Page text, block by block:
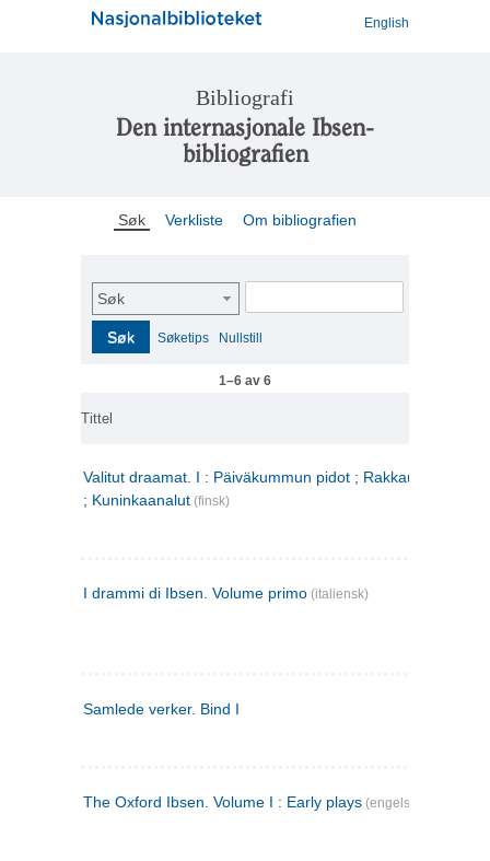
English
Bibliografi
Den internasjonale Ibsen-
bibliografien
Søk Verkliste Om bibliografien
Søk
Søk Søketips Nullstill
1–6 av 6
Tittel
Valitut draamat. I : Päiväkummun pidot ; Rakkauden
; Kuninkaanalut (finsk)
I drammi di Ibsen. Volume primo (italiensk)
Samlede verker. Bind I
The Oxford Ibsen. Volume I : Early plays (engelsk)